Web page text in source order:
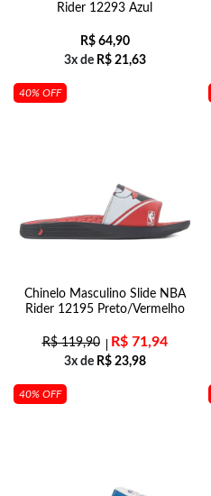
Rider 12293 Azul
R$64,90
3x de R$21,63
40% OFF
Chinelo Masculino Slide NBA
Rider 12195 Preto/Vermelho
R$119,90 R$71,94
3x de R$23,98
40% OFF